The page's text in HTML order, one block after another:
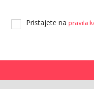
Pristajete na pravila